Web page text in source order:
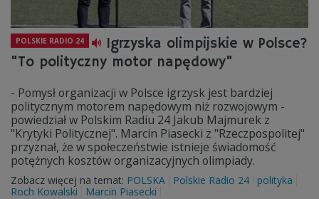
POLSKIE RADIO 24
Igrzyska olimpijskie w Polsce?
"To polityczny motor napędowy"
- Pomysł organizacji w Polsce igrzysk jest bardziej
politycznym motorem napędowym niż rozwojowym -
powiedział w Polskim Radiu 24 Jakub Majmurek z
"Krytyki Politycznej". Marcin Piasecki z "Rzeczpospolitej"
przyznał, że w społeczeństwie istnieje świadomość
potężnych kosztów organizacyjnych olimpiady.
Zobacz więcej na temat: POLSKA Polskie Radio 24
polityka
Roch Kowalski
Marcin Piasecki